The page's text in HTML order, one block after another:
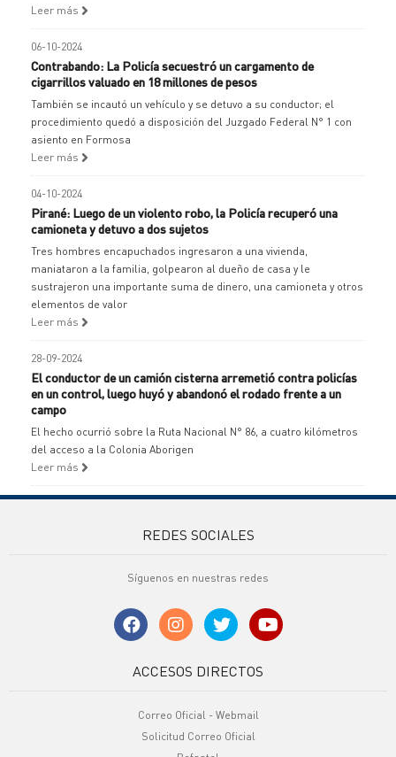
Leer más
06-10-2024
Contrabando: La Policía secuestró un cargamento de
cigarrillos valuado en 18 millones de pesos
También se incautó un vehículo y se detuvo a su conductor; el
procedimiento quedó a disposición del Juzgado Federal N° 1 con
asiento en Formosa
Leer más
04-10-2024
Pirané: Luego de un violento robo, la Policía recuperó una
camioneta y detuvo a dos sujetos
Tres hombres encapuchados ingresaron a una vivienda,
maniataron a la familia, golpearon al dueño de casa y le
sustrajeron una importante suma de dinero, una camioneta y otros
elementos de valor
Leer más
28-09-2024
El conductor de un camión cisterna arremetió contra policías
en un control, luego huyó y abandonó el rodado frente a un
campo
El hecho ocurrió sobre la Ruta Nacional N° 86, a cuatro kilómetros
del acceso a la Colonia Aborigen
Leer más
REDES SOCIALES
Síguenos en nuestras redes
ACCESOS DIRECTOS
Correo Oficial - Webmail
Solicitud Correo Oficial